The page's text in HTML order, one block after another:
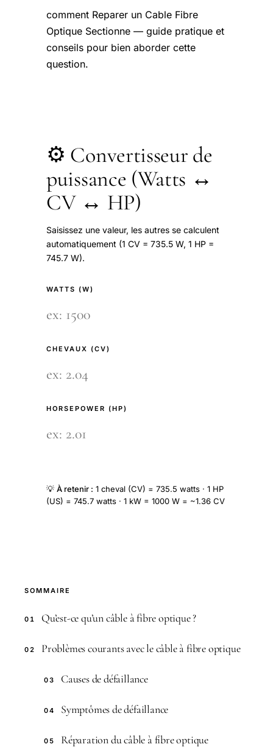
comment Reparer un Cable Fibre
Optique Sectionne — guide pratique et
conseils pour bien aborder cette
question.
⚙️ Convertisseur de
puissance (Watts ↔
CV ↔ HP)
Saisissez une valeur, les autres se calculent
automatiquement (1 CV = 735.5 W, 1 HP =
745.7 W).
WATTS (W)
CHEVAUX (CV)
HORSEPOWER (HP)
💡 À retenir : 1 cheval (CV) = 735.5 watts · 1 HP
(US) = 745.7 watts · 1 kW = 1000 W = ~1.36 CV
SOMMAIRE
01 Qu’est-ce qu’un câble à fibre optique ?
02 Problèmes courants avec le câble à fibre optique
03 Causes de défaillance
04 Symptômes de défaillance
05 Réparation du câble à fibre optique